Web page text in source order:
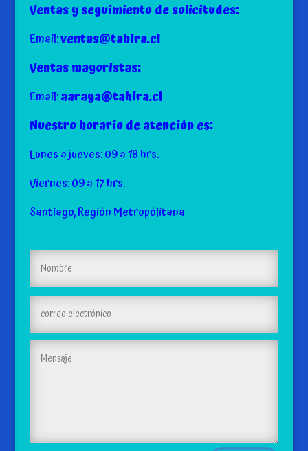
Ventas y seguimiento de solicitudes:
Email:ventas@tahira.cl
Ventas mayoristas:
Email:aaraya@tahira.cl
Nuestro horario de atención es:
Lunes a jueves: 09 a 18 hrs.
Viernes: 09 a 17 hrs.
Santiago, Región Metropólitana